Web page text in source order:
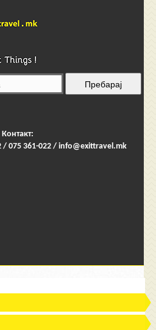
Контакт:
/ 075 361-022 / info@exittravel.mk